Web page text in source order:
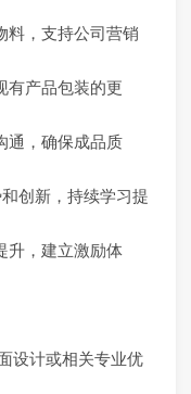
料，支持公司营销
有产品包装的更
通，确保成品质
创新，持续学习提
升，建立激励体
设计或相关专业优